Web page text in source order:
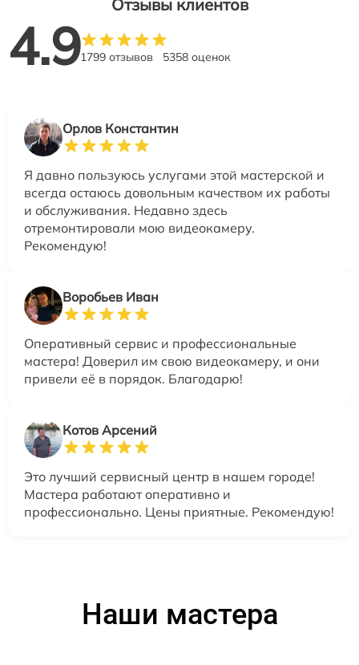
Отзывы клиентов
4.91799 отзывов 5358 оценок
Орлов Константин
Я давно пользуюсь услугами этой мастерской и
всегда остаюсь довольным качеством их работы
и обслуживания. Недавно здесь
отремонтировали мою видеокамеру.
Рекомендую!
Воробьев Иван
Оперативный сервис и профессиональные
мастера! Доверил им свою видеокамеру, и они
привели её в порядок. Благодарю!
Котов Арсений
Это лучший сервисный центр в нашем городе!
Мастера работают оперативно и
профессионально. Цены приятные. Рекомендую!
Наши мастера